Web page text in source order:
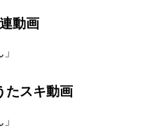
動画
たスキ動画